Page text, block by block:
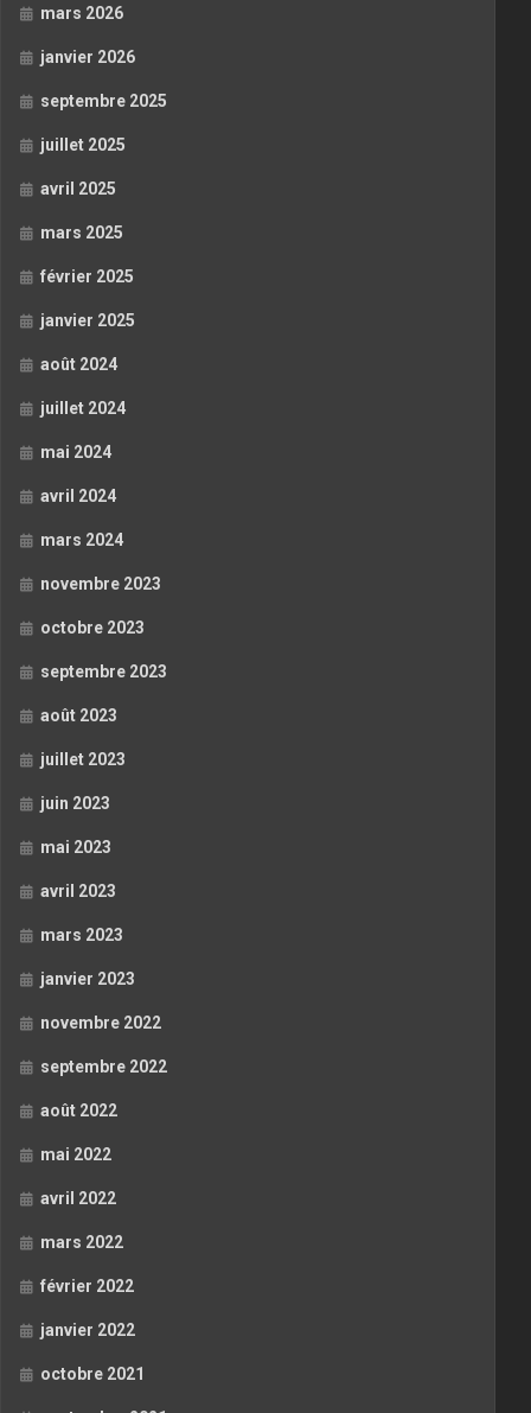
mars 2026
janvier 2026
septembre 2025
juillet 2025
avril 2025
mars 2025
février 2025
janvier 2025
août 2024
juillet 2024
mai 2024
avril 2024
mars 2024
novembre 2023
octobre 2023
septembre 2023
août 2023
juillet 2023
juin 2023
mai 2023
avril 2023
mars 2023
janvier 2023
novembre 2022
septembre 2022
août 2022
mai 2022
avril 2022
mars 2022
février 2022
janvier 2022
octobre 2021